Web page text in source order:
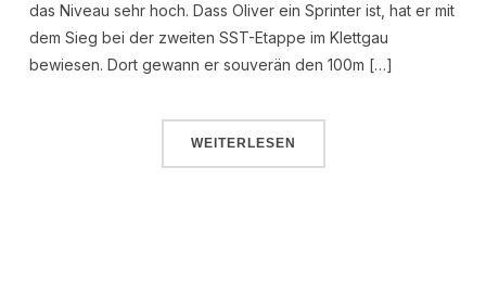
das Niveau sehr hoch. Dass Oliver ein Sprinter ist, hat er mit
dem Sieg bei der zweiten SST-Etappe im Klettgau
bewiesen. Dort gewann er souverän den 100m […]
WEITERLESEN